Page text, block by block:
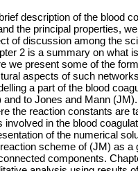
description of the blood
the principal properties,
of discussion among the
2 is a summary on what
we present some of the
aspects of such
a part of the blood
to Jones and Mann
the reaction constants are
involved in the blood
of the numerical
scheme of (JM) as
components.